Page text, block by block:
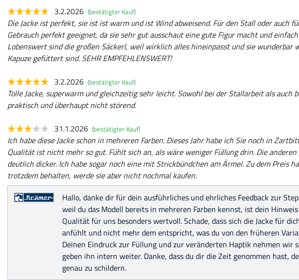
3.2.2026 (bestätigter Kauf)
Die Jacke ist perfekt, sie ist ist warm und ist Wind abweisend. Für den Stall oder auch
Gebrauch perfekt geeignet, da sie sehr gut ausschaut eine gute Figur macht und
Lobenswert sind die großen Säckerl, weil wirklich alles hineinpasst und sie wunderbar
Kapuze gefüttert sind. SEHR EMPFEHLENSWERT!
3.2.2026 (bestätigter Kauf)
Tolle Jacke, superwarm und gleichzeitig sehr leicht. Sowohl bei der Stallarbeit als auch
praktisch und überhaupt nicht störend.
31.1.2026 (bestätigter Kauf)
Ich habe diese Jacke schon in mehreren Farben. Dieses Jahr habe ich Sie noch in
Qualität ist nicht mehr so gut. Fühlt sich an, als wäre weniger Füllung drin. Die anderen
deutlich dicker. Ich habe sogar noch eine mit Strickbündchen am Ärmel. Zu dem Preis
trotzdem behalten, werde sie aber nicht nochmal kaufen.
Hallo, danke dir für dein ausführliches und ehrliches Feedback zur
weil du das Modell bereits in mehreren Farben kennst, ist dein
Qualität für uns besonders wertvoll. Schade, dass sich die Jacke für
anfühlt und nicht mehr dem entspricht, was du von den früheren
Deinen Eindruck zur Füllung und zur veränderten Haptik nehmen wir
geben ihn intern weiter. Danke, dass du dir die Zeit genommen hast,
genau zu schildern.